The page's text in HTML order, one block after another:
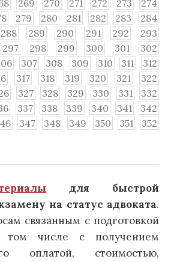
269 270 271 272 273
274
279 280 281 282 283
284
288 289 290 291 292
293
297 298 299 300 301
302
307 308 309 310 311
312
317 318 319 320 321
322
327 328 329 330 331
332
337 338 339 340 341
342
347 348 349 350 351
352
для быстрой
на статус адвоката.
связанным с подготовкой
том числе с получением
оплатой, стоимостью,